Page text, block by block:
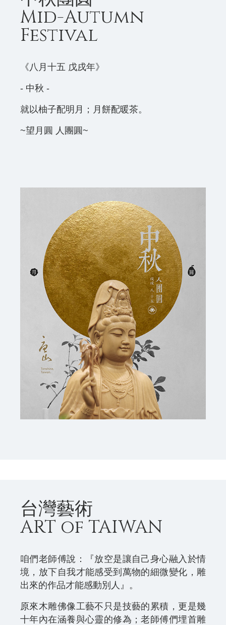
Mid-Autumn
Festival
《八月十五 戊戌年》
- 中秋 -
就以柚子配明月；月餅配暖茶。
~望月圓 人團圓~
台灣藝術
ART of TAIWAN
咱們老師傅說：『放空是讓自己身心融入於情
境，放下自我才能感受到萬物的細微變化，雕
出來的作品才能感動別人』。
原來木雕佛像工藝不只是技藝的累積，更是幾
十年內在涵養與心靈的修為；老師傅們埋首雕